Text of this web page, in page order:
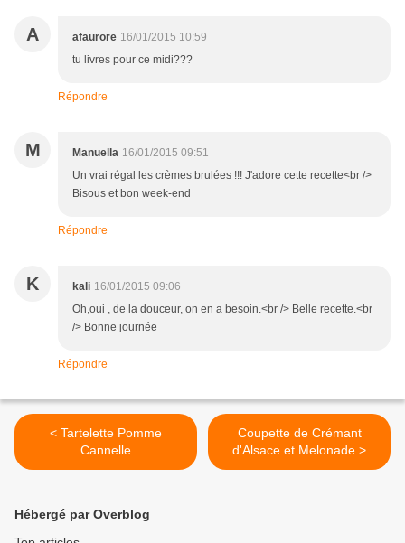
A afaurore 16/01/2015 10:59
tu livres pour ce midi???
Répondre
M Manuella 16/01/2015 09:51
Un vrai régal les crèmes brulées !!! J'adore cette recette<br />
Bisous et bon week-end
Répondre
K kali 16/01/2015 09:06
Oh,oui , de la douceur, on en a besoin.<br /> Belle recette.<br
/> Bonne journée
Répondre
< Tartelette Pomme
Cannelle
Coupette de Crémant
d'Alsace et Melonade >
Hébergé par Overblog